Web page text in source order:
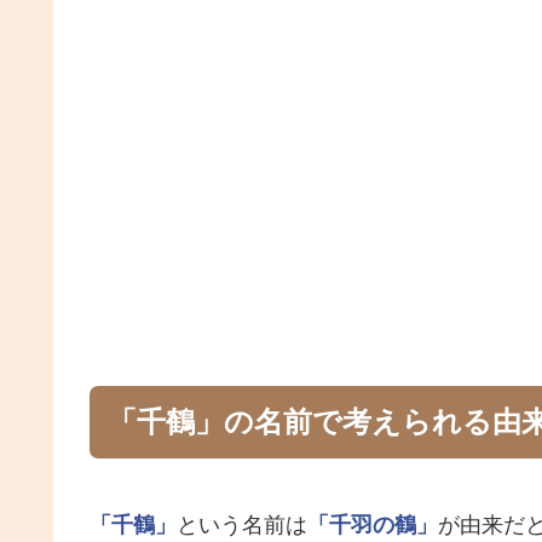
「千鶴」の名前で考えられる由
「千鶴」 という名前は 「千羽の鶴」 が由来だ